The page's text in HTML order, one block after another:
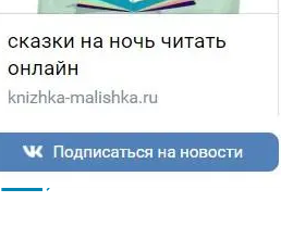
Как
хорошо
ты,